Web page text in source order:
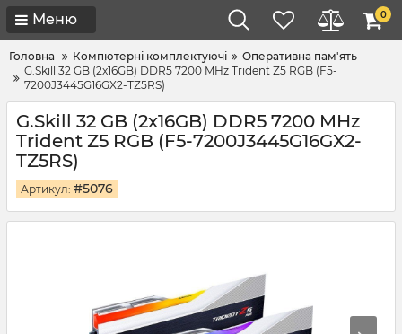
Меню 0
Головна Компютерні комплектуючі
Оперативна пам'ять
G.Skill 32 GB (2x16GB) DDR5 7200 MHz Trident Z5 RGB (F5-
7200J3445G16GX2-TZ5RS)
G.Skill 32 GB (2x16GB) DDR5 7200 MHz
Trident Z5 RGB (F5-7200J3445G16GX2-
TZ5RS)
Артикул: #5076